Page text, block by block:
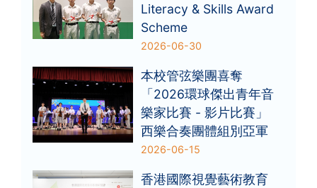
Literacy & Skills Award
Scheme
2026-06-30
本校管弦樂團喜奪
「2026環球傑出青年音
樂家比賽 - 影片比賽」
西樂合奏團體組別亞軍
2026-06-15
香港國際視覺藝術教育